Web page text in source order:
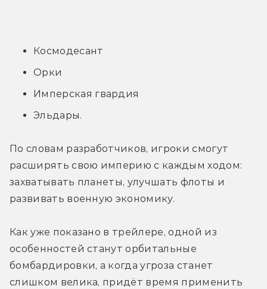
Космодесант
Орки
Имперская гвардия
Эльдары.
По словам разработчиков, игроки смогут
расширять свою империю с каждым ходом:
захватывать планеты, улучшать флоты и
развивать военную экономику.
Как уже показано в трейлере, одной из
особенностей станут орбитальные
бомбардировки, а когда угроза станет
слишком велика, придёт время применить